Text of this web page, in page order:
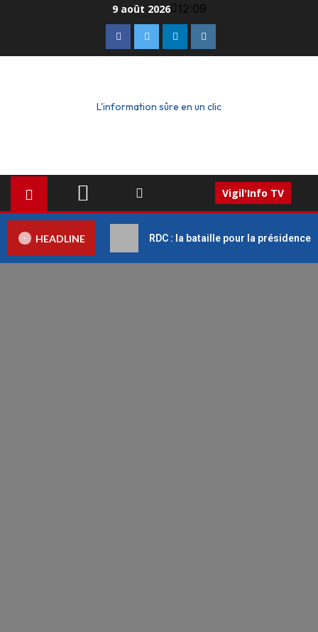
9 août 2026 12:09
L'information sûre en un clic
Vigil'Info TV
HEADLINE RDC : la bataille pour la présidence